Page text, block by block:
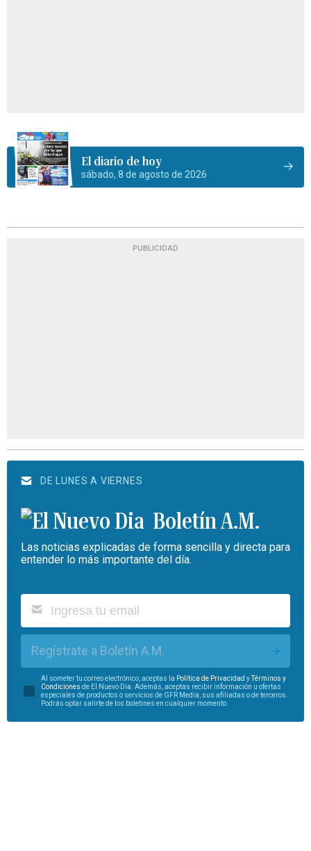
El diario de hoy
sábado, 8 de agosto de 2026
PUBLICIDAD
DE LUNES A VIERNES
Boletín A.M.
Las noticias explicadas de forma sencilla y directa para
entender lo más importante del día.
Regístrate a Boletín A.M.
Al someter tu correo electrónico, aceptas la Política de Privacidad y
Términos y
Condiciones de El Nuevo Día. Además, aceptas recibir información u ofertas
especiales de productos o servicios de GFR Media, sus afiliadas o de terceros.
Podrás optar salirte de los boletines en cualquier momento.